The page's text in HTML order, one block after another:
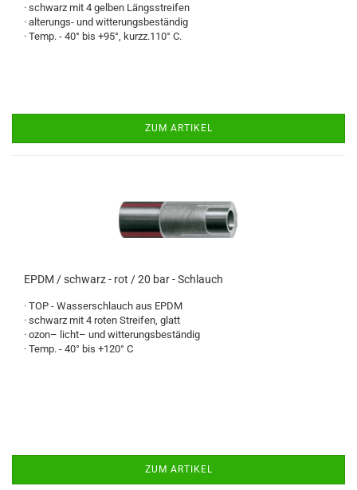
· schwarz mit 4 gelben Längsstreifen
· alterungs- und witterungsbeständig
· Temp. - 40° bis +95°, kurzz.110° C.
ZUM ARTIKEL
EPDM / schwarz - rot / 20 bar - Schlauch
· TOP - Wasserschlauch aus EPDM
· schwarz mit 4 roten Streifen, glatt
· ozon– licht– und witterungsbeständig
· Temp. - 40° bis +120° C
ZUM ARTIKEL